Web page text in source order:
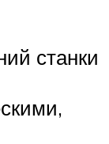
станки